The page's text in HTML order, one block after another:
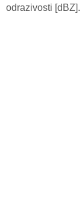
odrazivosti [dBZ].